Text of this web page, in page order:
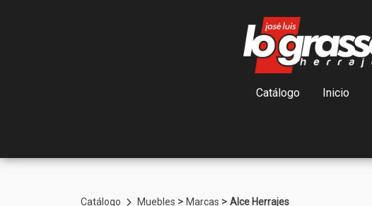
Catálogo Inicio
Catálogo Muebles > Marcas > Alce Herrajes